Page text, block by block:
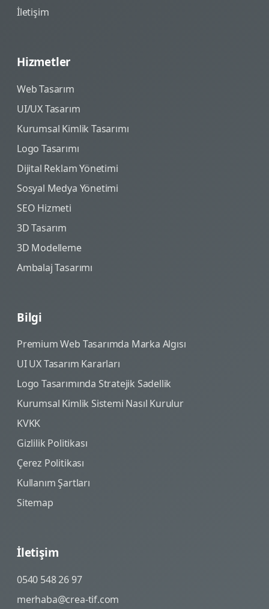
İletişim
Hizmetler
Web Tasarım
UI/UX Tasarım
Kurumsal Kimlik Tasarımı
Logo Tasarımı
Dijital Reklam Yönetimi
Sosyal Medya Yönetimi
SEO Hizmeti
3D Tasarım
3D Modelleme
Ambalaj Tasarımı
Bilgi
Premium Web Tasarımda Marka Algısı
UI UX Tasarım Kararları
Logo Tasarımında Stratejik Sadellik
Kurumsal Kimlik Sistemi Nasıl Kurulur
KVKK
Gizlilik Politikası
Çerez Politikası
Kullanım Şartları
Sitemap
İletişim
0540 548 26 97
merhaba@crea-tif.com